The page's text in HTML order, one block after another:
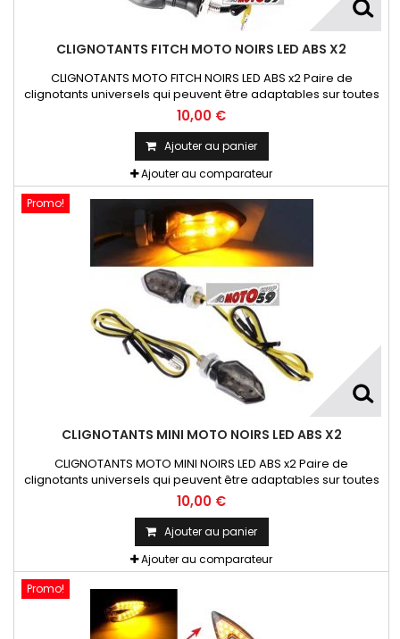
CLIGNOTANTS FITCH MOTO NOIRS LED ABS X2
CLIGNOTANTS MOTO FITCH NOIRS LED ABS x2 Paire de
clignotants universels qui peuvent être adaptables sur toutes
motos ou scooters
10,00 €
Ajouter au panier
Ajouter au comparateur
Promo!
CLIGNOTANTS MINI MOTO NOIRS LED ABS X2
CLIGNOTANTS MOTO MINI NOIRS LED ABS x2 Paire de
clignotants universels qui peuvent être adaptables sur toutes
motos ou scooters
10,00 €
Ajouter au panier
Ajouter au comparateur
Promo!